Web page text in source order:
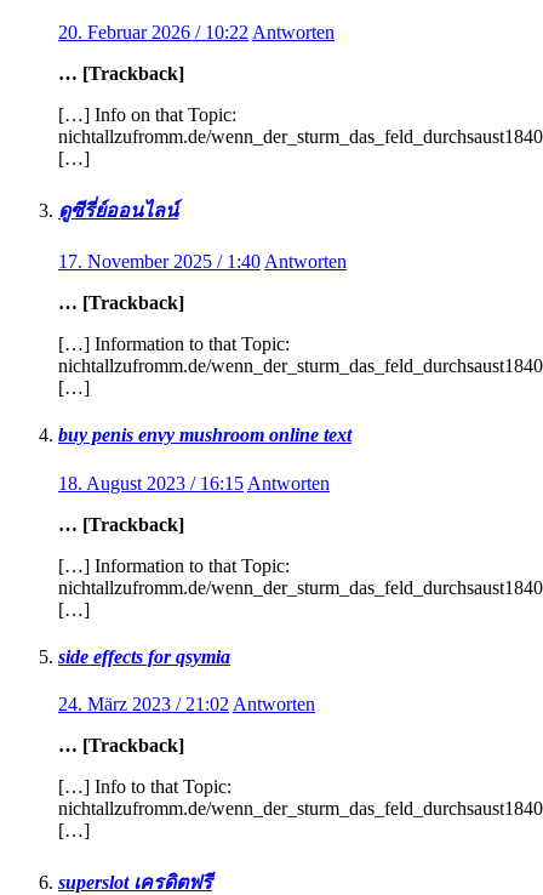
20. Februar 2026 / 10:22 Antworten
… [Trackback]
[…] Info on that Topic:
nichtallzufromm.de/
[…]
ดูซีรี่ย์ออนไลน์
17. November 2025 / 1:40 Antworten
… [Trackback]
[…] Information to that Topic:
nichtallzufromm.de/
[…]
buy penis envy mushroom online text
18. August 2023 / 16:15 Antworten
… [Trackback]
[…] Information to that Topic:
nichtallzufromm.de/
[…]
side effects for qsymia​
24. März 2023 / 21:02 Antworten
… [Trackback]
[…] Info to that Topic:
nichtallzufromm.de/
[…]
superslot เครดิตฟรี